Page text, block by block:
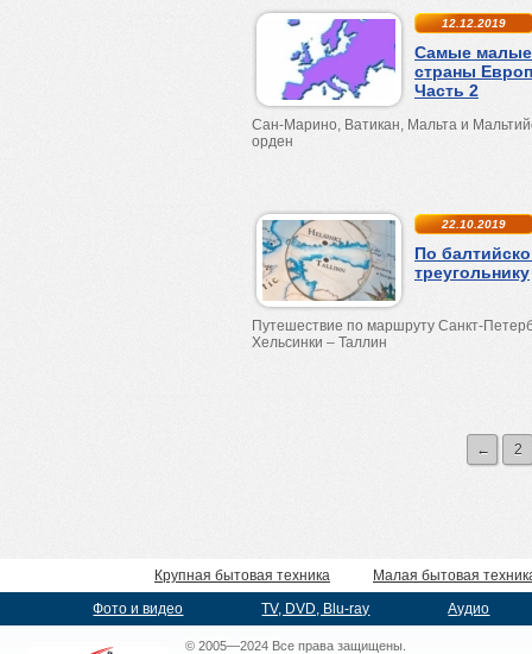
12.12.2019
Самые малые
страны
Часть 2
Сан-Марино, Ватикан, Мальта и
орден
22.10.2019
По
треугольнику
Путешествие по маршруту Санкт-
Хельсинки – Таллин
← 2
Крупная бытовая техника
Малая бытовая
Фото и видео
TV, DVD, Blu-ray Аудио
© 2005—2024 Все права защищены.